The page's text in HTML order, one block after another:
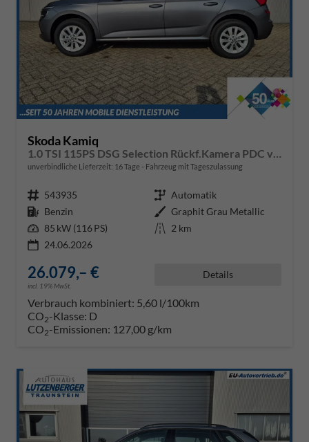
Skoda Kamiq
unverbindliche Lieferzeit: 16 Tage Fahrzeug mit Tageszulassung
Fahrzeugnr. 543935 Getriebe Automatik
Kraftstoff Benzin Außenfarbe Graphit Grau Metallic
Leistung 85 kW (116 PS) Kilometerstand 2 km
24.06.2026
26.079,– €
incl. 19% MwSt.
Details
Verbrauch kombiniert: 5,60 l/100km
CO2-Klasse: D
CO2-Emissionen: 127,00 g/km